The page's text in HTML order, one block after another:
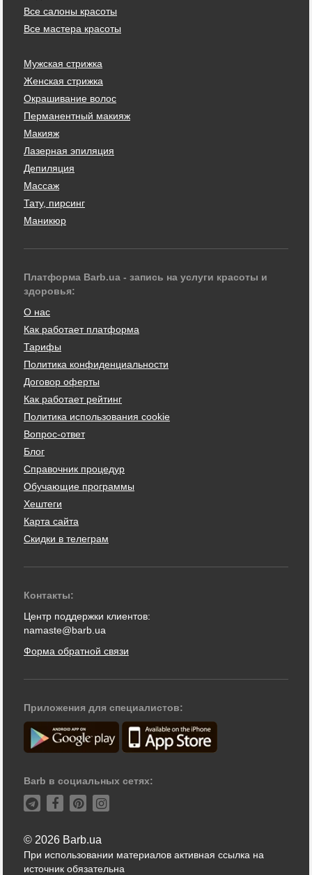
Все салоны красоты
Все мастера красоты
Мужская стрижка
Женская стрижка
Окрашивание волос
Перманентный макияж
Макияж
Лазерная эпиляция
Депиляция
Массаж
Тату, пирсинг
Маникюр
Платформа Barb.ua - запись на услуги красоты и
здоровья:
О нас
Как работает платформа
Тарифы
Политика конфиденциальности
Договор оферты
Как работает рейтинг
Политика использования cookie
Вопрос-ответ
Блог
Справочник процедур
Обучающие программы
Хештеги
Карта сайта
Скидки в телеграм
Контакты:
Центр поддержки клиентов:
namaste@barb.ua
Форма обратной связи
Приложения для специалистов:
Barb в социальных сетях:
© 2026 Barb.ua
При использовании материалов активная ссылка на
источник обязательна